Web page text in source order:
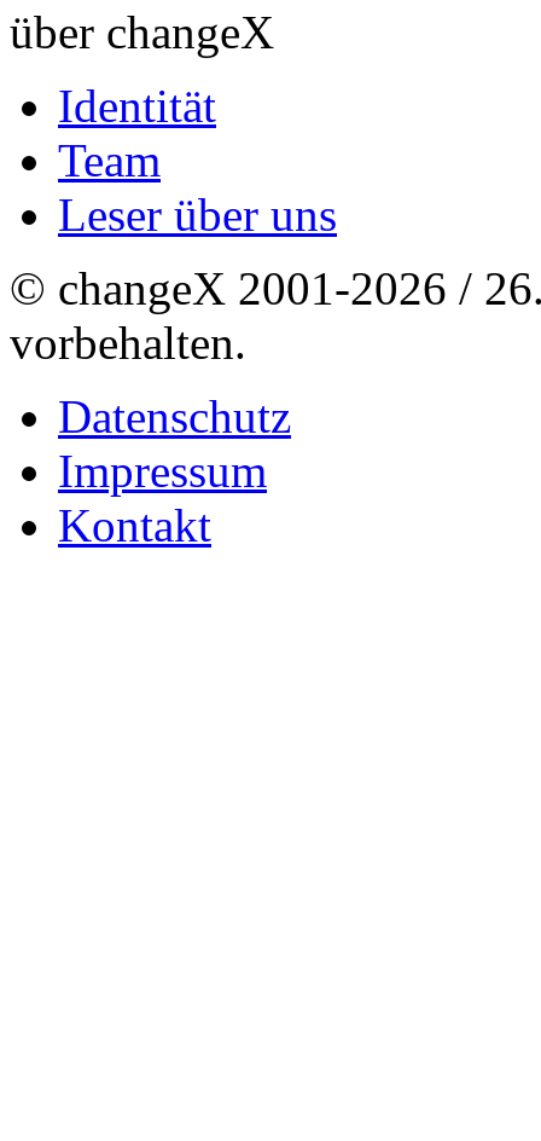
über changeX
Identität
Team
Leser über uns
© changeX 2001-2026 /
vorbehalten.
Datenschutz
Impressum
Kontakt